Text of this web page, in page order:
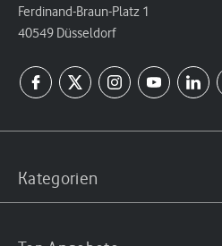
Ferdinand-Braun-Platz 1
40549 Düsseldorf
Kategorien